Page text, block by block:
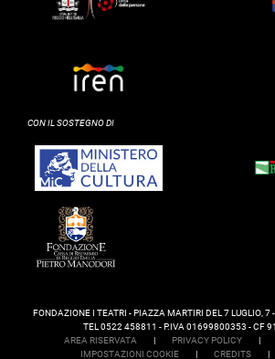
CON IL SOSTEGNO DI
FONDAZIONE I TEATRI - PIAZZA MARTIRI DEL 7 LUGLIO, 7
TEL 0522 458811 - P.IVA 01699800353 - CF
AREA RISERVATA
| PRIVACY POLICY |
IMPOSTAZIONI COOKIE
| CREDITS |